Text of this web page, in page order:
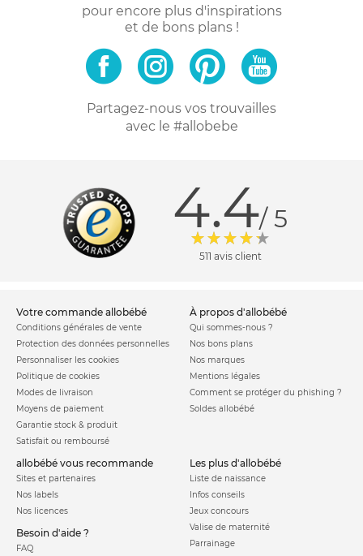
pour encore plus d'inspirations
et de bons plans !
Partagez-nous vos trouvailles
avec le #allobebe
4.4/ 5
511 avis client
votre commande allobébé
Conditions générales de vente
Protection des données personnelles
Personnaliser les cookies
Politique de cookies
Modes de livraison
Moyens de paiement
Garantie stock & produit
Satisfait ou remboursé
à propos d'allobébé
Qui sommes-nous ?
Nos bons plans
Nos marques
Mentions légales
Comment se protéger du phishing ?
Soldes allobébé
allobébé vous recommande
Sites et partenaires
Nos labels
Nos licences
Besoin d'aide ?
FAQ
les plus d'allobébé
Liste de naissance
Infos conseils
Jeux concours
Valise de maternité
Parrainage